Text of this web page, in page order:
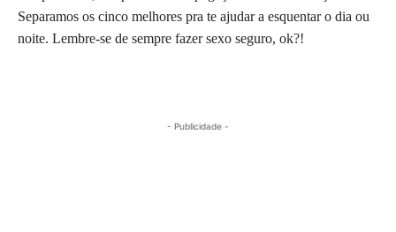
Separamos os cinco melhores pra te ajudar a esquentar o dia ou
noite. Lembre-se de sempre fazer sexo seguro, ok?!
- Publicidade -